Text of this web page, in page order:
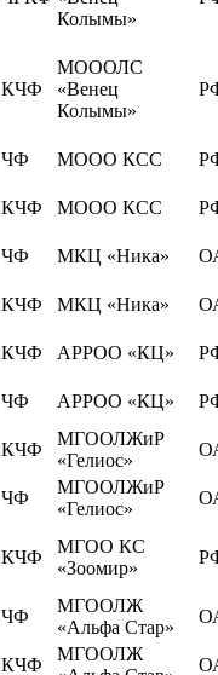
Колымы»
КЧФ
МОООЛС
«Венец
Колымы»
ЧФ МООО КСС
КЧФ МООО КСС
ЧФ МКЦ «Ника»
КЧФ МКЦ «Ника»
КЧФ АРРОО «КЦ»
ЧФ АРРОО «КЦ»
КЧФ
МГООЛЖиР
«Гелиос»
ЧФ
МГООЛЖиР
«Гелиос»
КЧФ
МГОО КС
«Зоомир»
ЧФ
МГООЛЖ
«Альфа Стар»
КЧФ
МГООЛЖ